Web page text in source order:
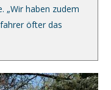
„Wir haben zudem
öfter das